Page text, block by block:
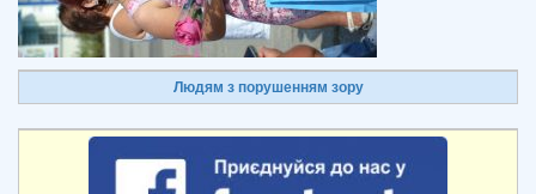
Людям з порушенням зору